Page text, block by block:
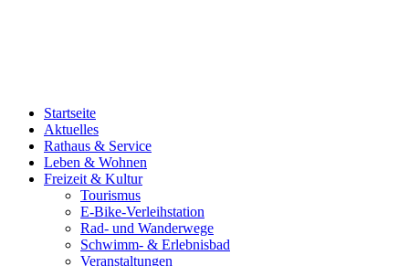
Startseite
Aktuelles
Rathaus & Service
Leben & Wohnen
Freizeit & Kultur
Tourismus
E-Bike-Verleihstation
Rad- und Wanderwege
Schwimm- & Erlebnisbad
Veranstaltungen